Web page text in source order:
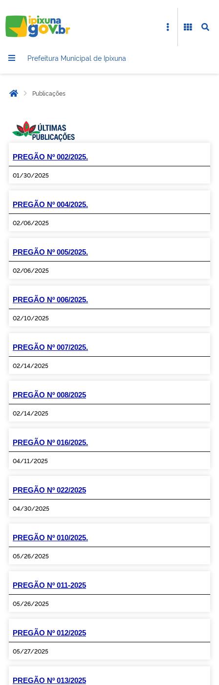
Prefeitura Municipal de Ipixuna
InícioPublicações
PREGÃO Nº 002/2025.
01/30/2025
PREGÃO Nº 004/2025.
02/06/2025
PREGÃO Nº 005/2025.
02/06/2025
PREGÃO Nº 006/2025.
02/10/2025
PREGÃO Nº 007/2025.
02/14/2025
PREGÃO Nº 008/2025
02/14/2025
PREGÃO Nº 016/2025.
04/11/2025
PREGÃO Nº 022/2025
04/30/2025
PREGÃO Nº 010/2025.
05/26/2025
PREGÃO Nº 011-2025
05/26/2025
PREGÃO Nº 012/2025
05/27/2025
PREGÃO Nº 013/2025